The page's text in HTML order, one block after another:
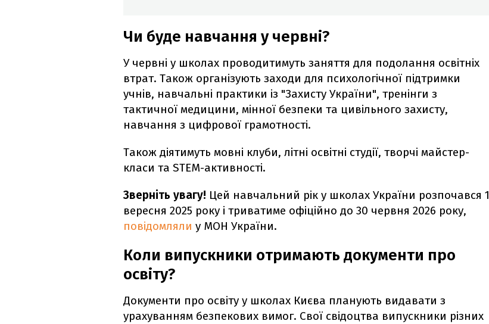
Чи буде навчання у червні?
У червні у школах проводитимуть заняття для подолання освітніх
втрат. Також організують заходи для психологічної підтримки
учнів, навчальні практики із "Захисту України", тренінги з
тактичної медицини, мінної безпеки та цивільного захисту,
навчання з цифрової грамотності.
Також діятимуть мовні клуби, літні освітні студії, творчі майстер-
класи та STEM-активності.
Зверніть увагу! Цей навчальний рік у школах України розпочався 1
вересня 2025 року і триватиме офіційно до 30 червня 2026 року,
повідомляли у МОН України.
Коли випускники отримають документи про
освіту?
Документи про освіту у школах Києва планують видавати з
урахуванням безпекових вимог. Свої свідоцтва випускники різних